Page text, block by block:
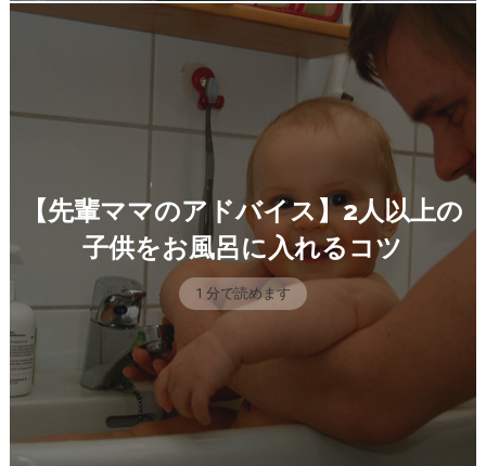
【先輩ママのアドバイス】2人以上の
子供をお風呂に入れるコツ
1 分で読めます